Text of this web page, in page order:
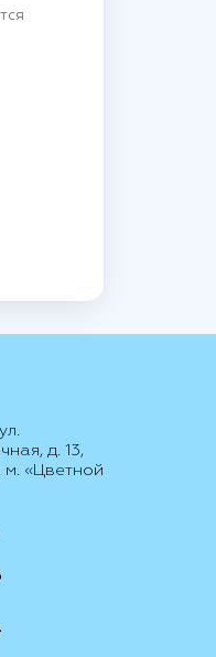
д. 13,
м. «Цветной